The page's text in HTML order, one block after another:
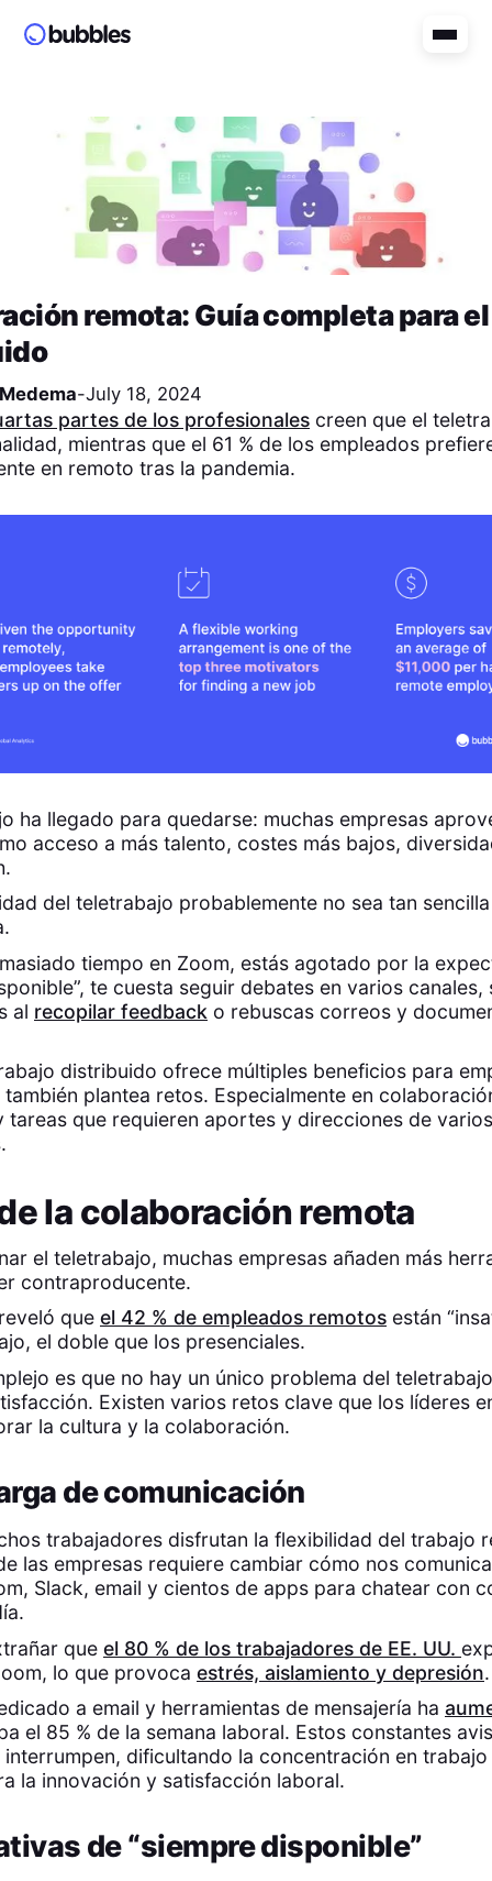
remota: Guía completa para
-July 18, 2024
partes de los profesionales creen que el
mientras que el 61 % de los empleados
en remoto tras la pandemia.
ha llegado para quedarse: muchas empresas
acceso a más talento, costes más bajos,
del teletrabajo probablemente no sea tan
tiempo en Zoom, estás agotado por la
te cuesta seguir debates en varios canales,
al recopilar feedback o rebuscas correos y
distribuido ofrece múltiples beneficios para
plantea retos. Especialmente en
tareas que requieren aportes y direcciones de varios
la colaboración remota
el teletrabajo, muchas empresas añaden más
contraproducente.
que el 42 % de empleados remotos están
el doble que los presenciales.
es que no hay un único problema del
Existen varios retos clave que los líderes
la cultura y la colaboración.
de comunicación
trabajadores disfrutan la flexibilidad del trabajo
las empresas requiere cambiar cómo nos
Slack, email y cientos de apps para chatear con
que el 80 % de los trabajadores de EE. UU.
lo que provoca estrés, aislamiento y depresión
a email y herramientas de mensajería ha
el 85 % de la semana laboral. Estos constantes
interrumpen, dificultando la concentración en
la innovación y satisfacción laboral.
de “siempre disponible”